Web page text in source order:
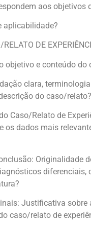
aos objetivos
aplicabilidade?
RELATO DE
objetivo e conteúdo do
clara,
do caso/relato?
Caso/Relato de
os dados mais
Originalidade
diferenciais,
Justificativa sobre
caso/relato de